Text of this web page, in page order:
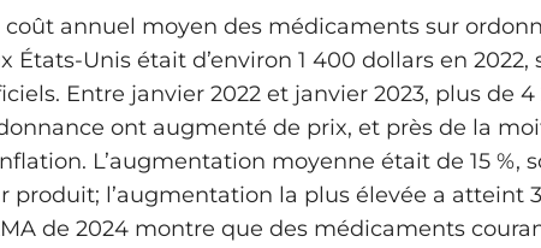
coût annuel moyen des médicaments sur
États-Unis était d’environ 1 400 dollars en 2022,
Entre janvier 2022 et janvier 2023, plus de
ont augmenté de prix, et près de la
L’augmentation moyenne était de 15 %,
produit; l’augmentation la plus élevée a atteint
de 2024 montre que des médicaments